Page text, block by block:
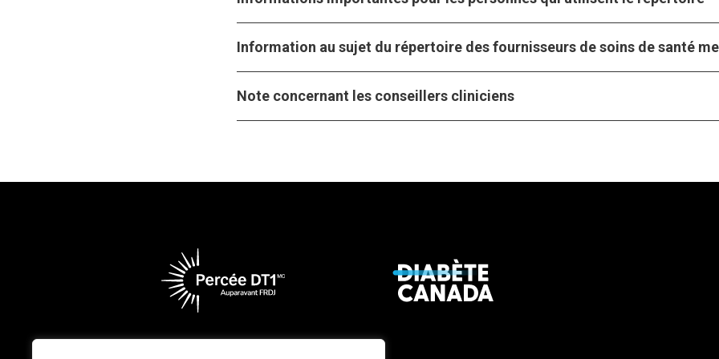
Information au sujet du répertoire des fournisseurs de soins de santé
Note concernant les conseillers cliniciens